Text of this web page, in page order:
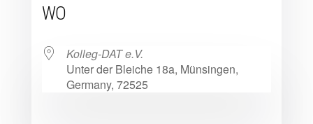
WO
Kolleg-DAT e.V.
Unter der Bleiche 18a, Münsingen,
Germany, 72525